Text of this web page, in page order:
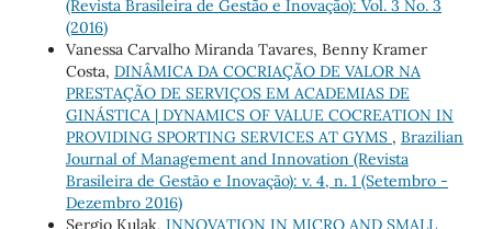
(Revista Brasileira de Gestão e Inovação): Vol. 3 No. 3
(2016)
Vanessa Carvalho Miranda Tavares, Benny Kramer
Costa, DINÂMICA DA COCRIAÇÃO DE VALOR NA
PRESTAÇÃO DE SERVIÇOS EM ACADEMIAS DE
GINÁSTICA | DYNAMICS OF VALUE COCREATION IN
PROVIDING SPORTING SERVICES AT GYMS , Brazilian
Journal of Management and Innovation (Revista
Brasileira de Gestão e Inovação): v. 4, n. 1 (Setembro -
Dezembro 2016)
Sergio Kulak, INNOVATION IN MICRO AND SMALL